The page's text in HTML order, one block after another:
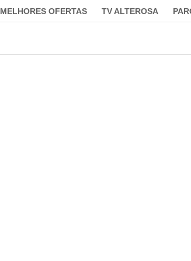
MELHORES OFERTAS TV ALTEROSA